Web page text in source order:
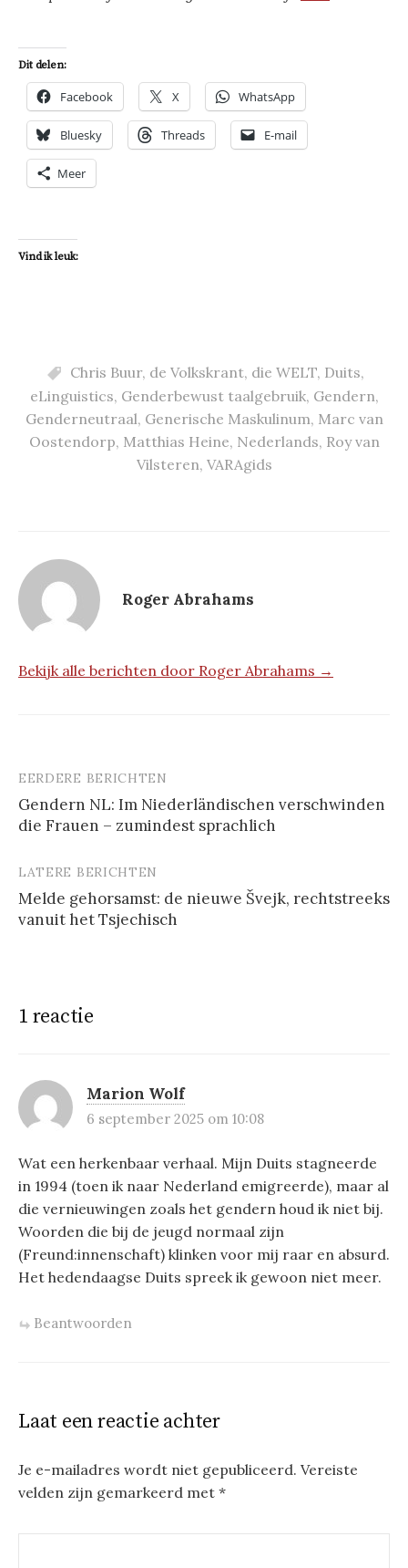
Dit delen:
Facebook X WhatsApp
Bluesky Threads E-mail
Meer
Vind ik leuk:
Chris Buur, de Volkskrant, die WELT, Duits,
eLinguistics, Genderbewust taalgebruik, Gendern,
Genderneutraal, Generische Maskulinum, Marc van
Oostendorp, Matthias Heine, Nederlands, Roy van
Vilsteren, VARAgids
Roger Abrahams
Bekijk alle berichten door Roger Abrahams →
Berichtnavigatie
EERDERE BERICHTEN
Gendern NL: Im Niederländischen verschwinden
die Frauen – zumindest sprachlich
LATERE BERICHTEN
Melde gehorsamst: de nieuwe Švejk, rechtstreeks
vanuit het Tsjechisch
1 reactie
Marion Wolf
6 september 2025 om 10:08
Wat een herkenbaar verhaal. Mijn Duits stagneerde
in 1994 (toen ik naar Nederland emigreerde), maar al
die vernieuwingen zoals het gendern houd ik niet bij.
Woorden die bij de jeugd normaal zijn
(Freund:innenschaft) klinken voor mij raar en absurd.
Het hedendaagse Duits spreek ik gewoon niet meer.
Beantwoorden
Laat een reactie achter
Je e-mailadres wordt niet gepubliceerd. Vereiste
velden zijn gemarkeerd met *